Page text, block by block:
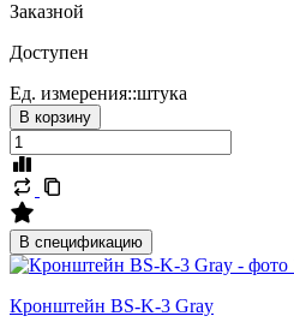
Заказной
Доступен
Ед. измерения::штука
В корзину
В спецификацию
Кронштейн BS-K-3 Gray